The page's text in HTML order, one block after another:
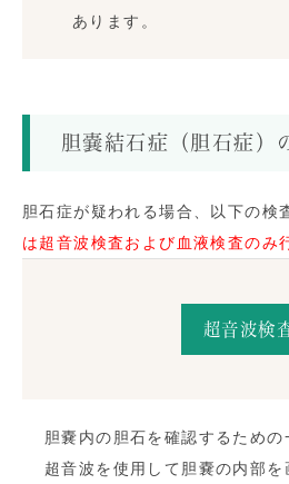
あります。
胆嚢結石症（胆石症）
胆石症が疑われる場合、以下の検
は超音波検査および血液検査のみ
超音波検
胆嚢内の胆石を確認するための
超音波を使用して胆嚢の内部